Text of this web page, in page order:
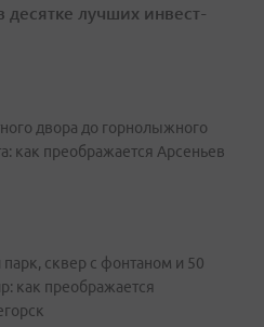
лучших инвест-
двора до горнолыжного
как преображается Арсеньев
сквер с фонтаном и 50
как преображается